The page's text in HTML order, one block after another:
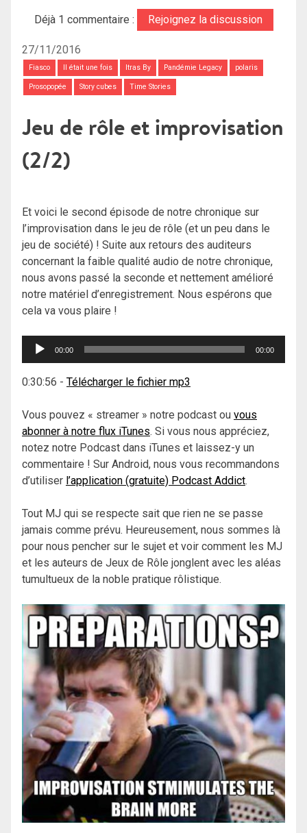
Déjà 1 commentaire : Rejoignez la discussion
27/11/2016
Fiasco Il était une fois Itras By Pandémie Legacy polaris
Prosopopée Story cubes Time Stories
Jeu de rôle et improvisation
(2/2)
Et voici le second épisode de notre chronique sur
l’improvisation dans le jeu de rôle (et un peu dans le
jeu de société) ! Suite aux retours des auditeurs
concernant la faible qualité audio de notre chronique,
nous avons passé la seconde et nettement amélioré
notre matériel d’enregistrement. Nous espérons que
cela va vous plaire !
Lecteur
00:00 00:00
0:30:56 - Télécharger le fichier mp3
Vous pouvez « streamer » notre podcast ou vous
abonner à notre flux iTunes. Si vous nous appréciez,
notez notre Podcast dans iTunes et laissez-y un
commentaire ! Sur Android, nous vous recommandons
d’utiliser l’application (gratuite) Podcast Addict.
Tout MJ qui se respecte sait que rien ne se passe
jamais comme prévu. Heureusement, nous sommes là
pour nous pencher sur le sujet et voir comment les MJ
et les auteurs de Jeux de Rôle jonglent avec les aléas
tumultueux de la noble pratique rôlistique.